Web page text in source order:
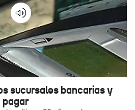
sucursales bancarias y
pagar